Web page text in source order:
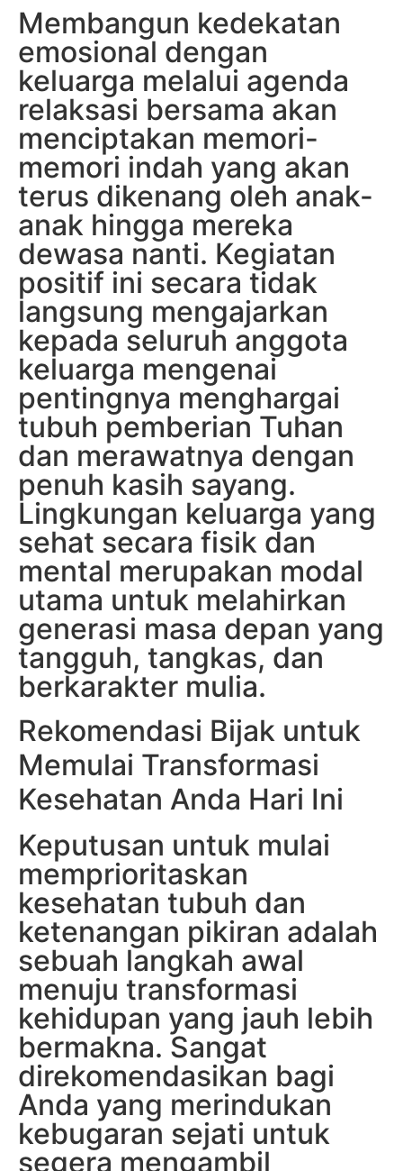
Membangun kedekatan
emosional dengan
keluarga melalui agenda
relaksasi bersama akan
menciptakan memori-
memori indah yang akan
terus dikenang oleh anak-
anak hingga mereka
dewasa nanti. Kegiatan
positif ini secara tidak
langsung mengajarkan
kepada seluruh anggota
keluarga mengenai
pentingnya menghargai
tubuh pemberian Tuhan
dan merawatnya dengan
penuh kasih sayang.
Lingkungan keluarga yang
sehat secara fisik dan
mental merupakan modal
utama untuk melahirkan
generasi masa depan yang
tangguh, tangkas, dan
berkarakter mulia.
Rekomendasi Bijak untuk
Memulai Transformasi
Kesehatan Anda Hari Ini
Keputusan untuk mulai
memprioritaskan
kesehatan tubuh dan
ketenangan pikiran adalah
sebuah langkah awal
menuju transformasi
kehidupan yang jauh lebih
bermakna. Sangat
direkomendasikan bagi
Anda yang merindukan
kebugaran sejati untuk
segera mengambil